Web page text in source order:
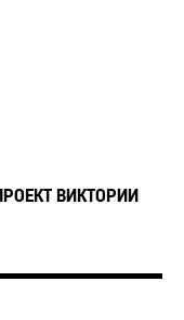
ВИКТОРИИ